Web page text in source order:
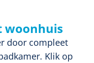
woonhuis
door compleet
Klik op